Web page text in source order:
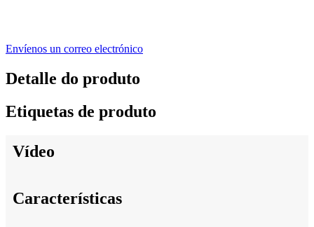
Envíenos un correo electrónico
Detalle do produto
Etiquetas de produto
Vídeo
Características